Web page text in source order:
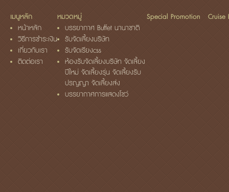
เมนูหลัก
หน้าหลัก
วิธีการชำระเงิน
เกี่ยวกับเรา
ติดต่อเรา
หมวดหมู่
บรรยากาศ Buffet นานาชาติ
รับจัดเลี้ยงบริษัท
รับจัดเรียงcss
ห้องรับจัดเลี้ยงบริษัท จัดเลี้ยง
ปีใหม่ จัดเลี้ยงรุ่น จัดเลี้ยงรับ
ปรญญา จัดเลี้ยงส่ง
บรรยากาศการแสดงโชว์
Special Promotion Cruise